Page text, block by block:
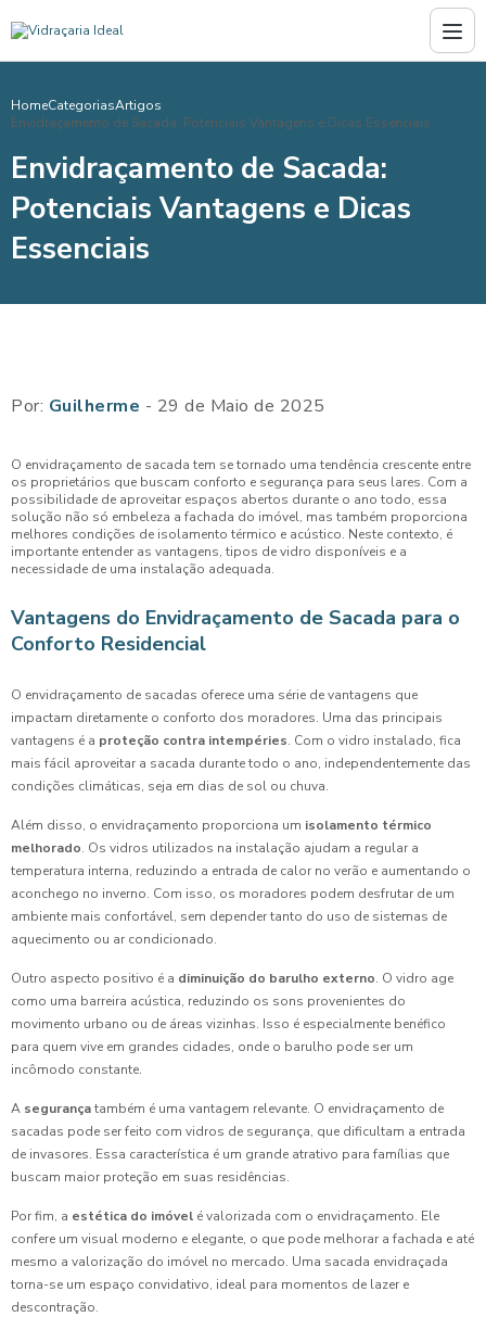
HomeCategoriasArtigos
Envidraçamento de Sacada: Potenciais Vantagens e Dicas Essenciais
Envidraçamento de Sacada:
Potenciais Vantagens e Dicas
Essenciais
Por: Guilherme - 29 de Maio de 2025
O envidraçamento de sacada tem se tornado uma tendência crescente entre
os proprietários que buscam conforto e segurança para seus lares. Com a
possibilidade de aproveitar espaços abertos durante o ano todo, essa
solução não só embeleza a fachada do imóvel, mas também proporciona
melhores condições de isolamento térmico e acústico. Neste contexto, é
importante entender as vantagens, tipos de vidro disponíveis e a
necessidade de uma instalação adequada.
Vantagens do Envidraçamento de Sacada para o
Conforto Residencial
O envidraçamento de sacadas oferece uma série de vantagens que
impactam diretamente o conforto dos moradores. Uma das principais
vantagens é a proteção contra intempéries. Com o vidro instalado, fica
mais fácil aproveitar a sacada durante todo o ano, independentemente das
condições climáticas, seja em dias de sol ou chuva.
Além disso, o envidraçamento proporciona um isolamento térmico
melhorado. Os vidros utilizados na instalação ajudam a regular a
temperatura interna, reduzindo a entrada de calor no verão e aumentando o
aconchego no inverno. Com isso, os moradores podem desfrutar de um
ambiente mais confortável, sem depender tanto do uso de sistemas de
aquecimento ou ar condicionado.
Outro aspecto positivo é a diminuição do barulho externo. O vidro age
como uma barreira acústica, reduzindo os sons provenientes do
movimento urbano ou de áreas vizinhas. Isso é especialmente benéfico
para quem vive em grandes cidades, onde o barulho pode ser um
incômodo constante.
A segurançatambém é uma vantagem relevante. O envidraçamento de
sacadas pode ser feito com vidros de segurança, que dificultam a entrada
de invasores. Essa característica é um grande atrativo para famílias que
buscam maior proteção em suas residências.
Por fim, a estética do imóvel é valorizada com o envidraçamento. Ele
confere um visual moderno e elegante, o que pode melhorar a fachada e até
mesmo a valorização do imóvel no mercado. Uma sacada envidraçada
torna-se um espaço convidativo, ideal para momentos de lazer e
descontração.